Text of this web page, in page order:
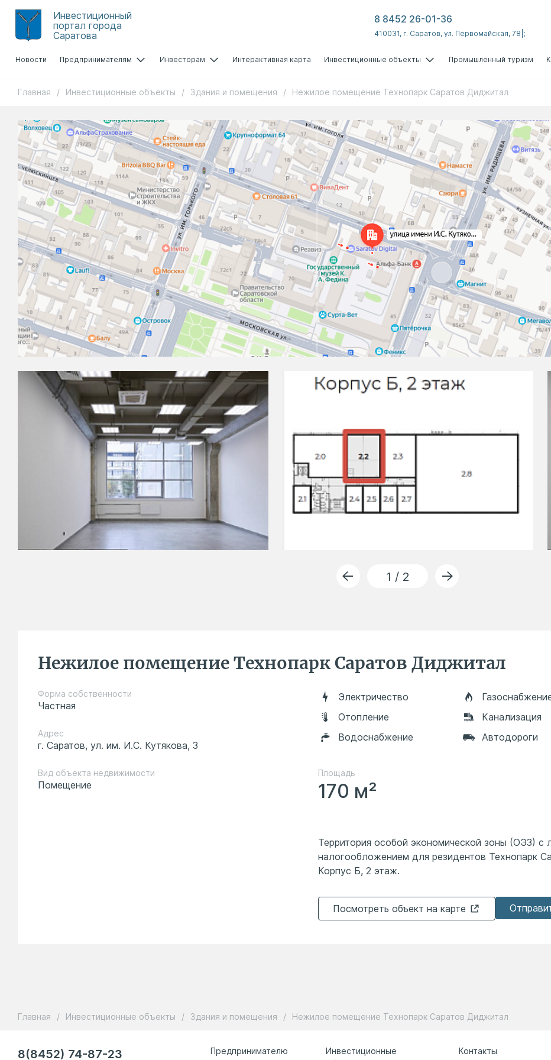
Инвестиционный
портал города
Саратова
8 8452 26-01-36
410031, г. Саратов, ул. Первомайская, 78|;
Новости Предпринимателям Инвесторам Интерактивная карта Инвестиционные объекты Промышленный туризм
Главная / Инвестиционные объекты / Здания и помещения / Нежилое помещение Технопарк Саратов Диджитал
1 / 2
Нежилое помещение Технопарк Саратов Диджитал
Форма собственности
Частная
Адрес
г. Саратов, ул. им. И.С. Кутякова, 3
Вид объекта недвижимости
Помещение
Электричество
Отопление
Канализация
Водоснабжение
Автодороги
Площадь
170 м²
Территория особой экономической зоны (ОЭЗ) с
налогообложением для резидентов Технопарк
Корпус Б, 2 этаж.
Посмотреть объект на карте
Главная / Инвестиционные объекты / Здания и помещения / Нежилое помещение Технопарк Саратов Диджитал
8(8452) 74-87-23 Предпринимателю
Инвестиционные
Контакты